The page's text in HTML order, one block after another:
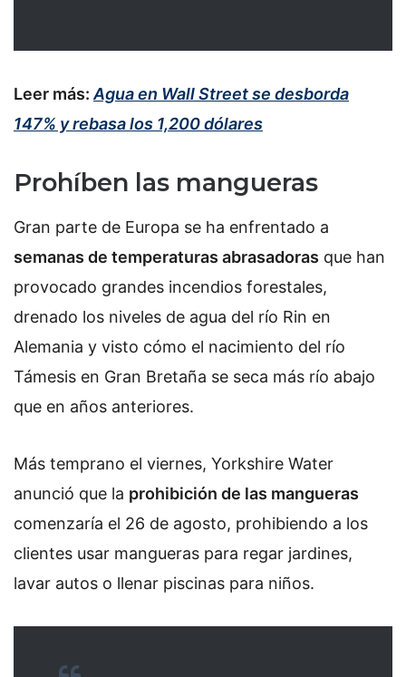
Leer más: Agua en Wall Street se desborda
147% y rebasa los 1,200 dólares
Prohíben las mangueras
Gran parte de Europa se ha enfrentado a
semanas de temperaturas abrasadoras que han
provocado grandes incendios forestales,
drenado los niveles de agua del río Rin en
Alemania y visto cómo el nacimiento del río
Támesis en Gran Bretaña se seca más río abajo
que en años anteriores.
Más temprano el viernes, Yorkshire Water
anunció que la prohibición de las mangueras
comenzaría el 26 de agosto, prohibiendo a los
clientes usar mangueras para regar jardines,
lavar autos o llenar piscinas para niños.